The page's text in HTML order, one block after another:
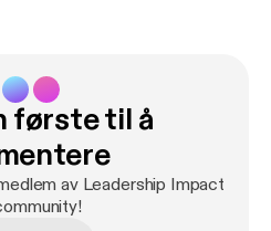
første til å
av Leadership Impact